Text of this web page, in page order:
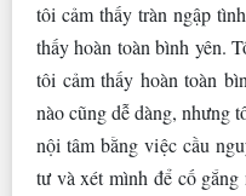
tôi cảm thấy tràn ngập
thấy hoàn toàn bình yên.
tôi cảm thấy hoàn toàn
nào cũng dễ dàng, nhưng
nội tâm bằng việc cầu
tư và xét mình để cố